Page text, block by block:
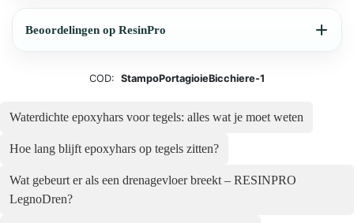
Beoordelingen op ResinPro
COD: StampoPortagioieBicchiere-1
Waterdichte epoxyhars voor tegels: alles wat je moet weten
Hoe lang blijft epoxyhars op tegels zitten?
Wat gebeurt er als een drenagevloer breekt – RESINPRO
LegnoDren?